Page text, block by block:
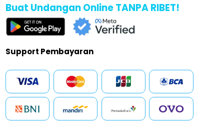
Buat Undangan Online TANPA RIBET!
Support Pembayaran